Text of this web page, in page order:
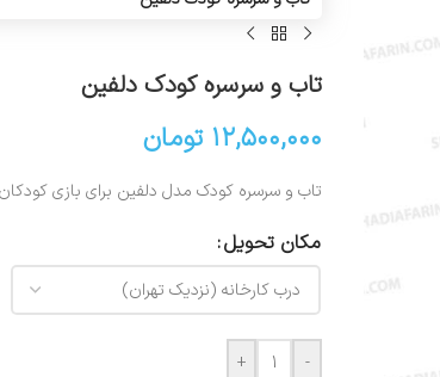
تاب و سرسره کودک دلفین
۱۲,۵۰۰,۰۰۰ تومان
تاب و سرسره کودک مدل دلفین برای بازی کودکان
مکان تحویل
-
+